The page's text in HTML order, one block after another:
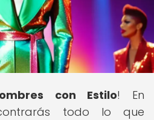
con Estilo! En
todo lo que